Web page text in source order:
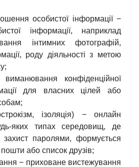
особистої інформації −
інформації, наприклад
інтимних фотографій,
роду діяльності з метою
конфіденційної
для власних цілей або
ізоляція) − онлайн
яких типах середовищ, де
захист паролями, формується
або список друзів;
− приховане вистежування